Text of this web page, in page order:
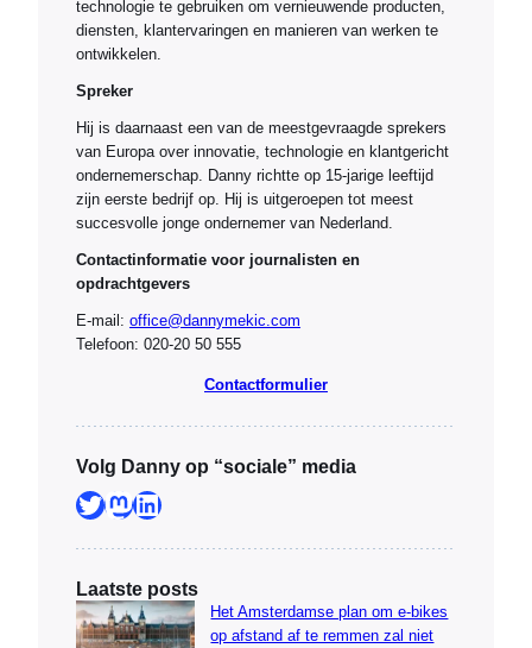
technologie te gebruiken om vernieuwende producten,
diensten, klantervaringen en manieren van werken te
ontwikkelen.
Spreker
Hij is daarnaast een van de meestgevraagde sprekers
van Europa over innovatie, technologie en klantgericht
ondernemerschap. Danny richtte op 15-jarige leeftijd
zijn eerste bedrijf op. Hij is uitgeroepen tot meest
succesvolle jonge ondernemer van Nederland.
Contactinformatie voor journalisten en
opdrachtgevers
E-mail: office@dannymekic.com
Telefoon: 020-20 50 555
Contactformulier
Volg Danny op “sociale” media
Twitter Mastodon LinkedIn
Laatste posts
Het Amsterdamse plan om e-bikes
op afstand af te remmen zal niet